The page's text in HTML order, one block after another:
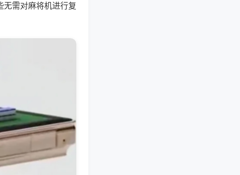
无需对麻将机进行复